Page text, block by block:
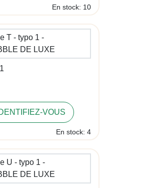
En stock: 10
VOUS
En stock: 4